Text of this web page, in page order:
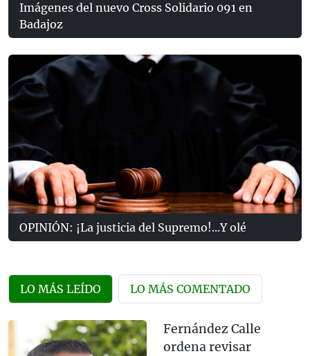
Imágenes del nuevo Cross Solidario 091 en
Badajoz
OPINIÓN: ¡La justicia del Supremo!...Y olé
LO MÁS LEÍDO LO MÁS COMENTADO
Fernández Calle
ordena revisar